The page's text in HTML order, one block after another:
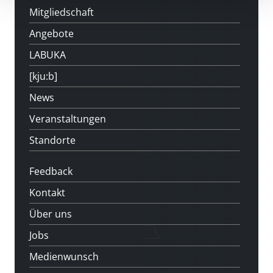
Mitgliedschaft
Angebote
LABUKA
[kju:b]
News
Veranstaltungen
Standorte
Feedback
Kontakt
Über uns
Jobs
Medienwunsch